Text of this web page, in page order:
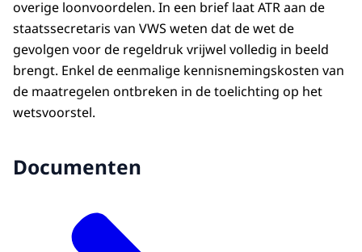
overige loonvoordelen. In een brief laat ATR aan de
staatssecretaris van VWS weten dat de wet de
gevolgen voor de regeldruk vrijwel volledig in beeld
brengt. Enkel de eenmalige kennisnemingskosten van
de maatregelen ontbreken in de toelichting op het
wetsvoorstel.
Documenten